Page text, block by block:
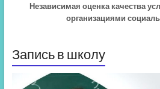
Независимая оценка качества
организациями
Запись в школу